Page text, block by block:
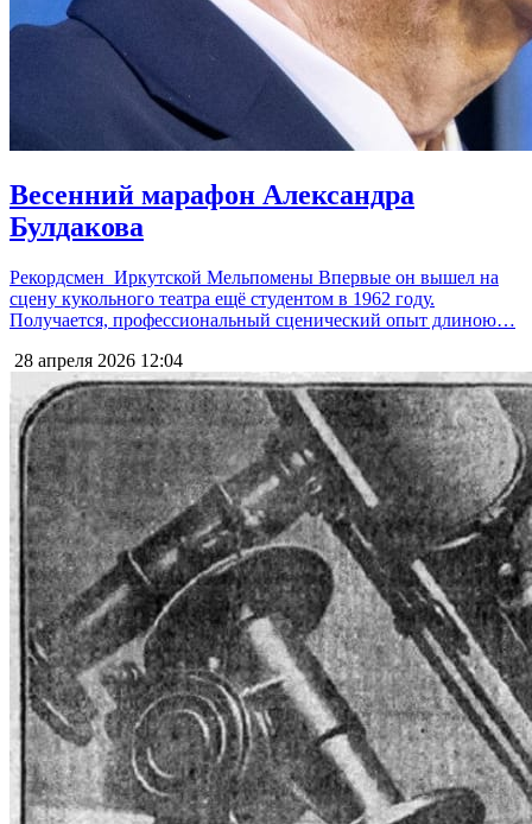
Весенний марафон Александра
Булдакова
Рекордсмен Иркутской Мельпомены Впервые он вышел на
сцену кукольного театра ещё студентом в 1962 году.
Получается, профессиональный сценический опыт длиною…
28 апреля 2026 12:04